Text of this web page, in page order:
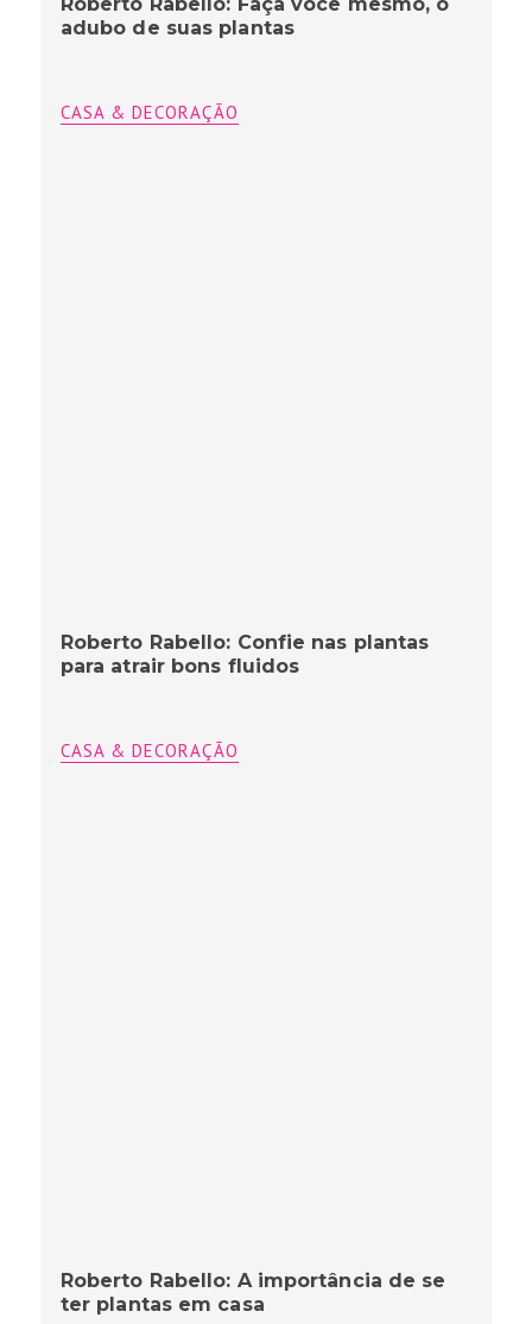
Roberto Rabello: Faça você mesmo, o
adubo de suas plantas
CASA & DECORAÇÃO
Roberto Rabello: Confie nas plantas
para atrair bons fluidos
CASA & DECORAÇÃO
Roberto Rabello: A importância de se
ter plantas em casa